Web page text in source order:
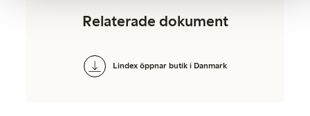
Relaterade dokument
Lindex öppnar butik i Danmark